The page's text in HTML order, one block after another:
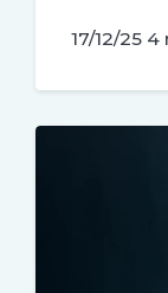
17/12/25 4